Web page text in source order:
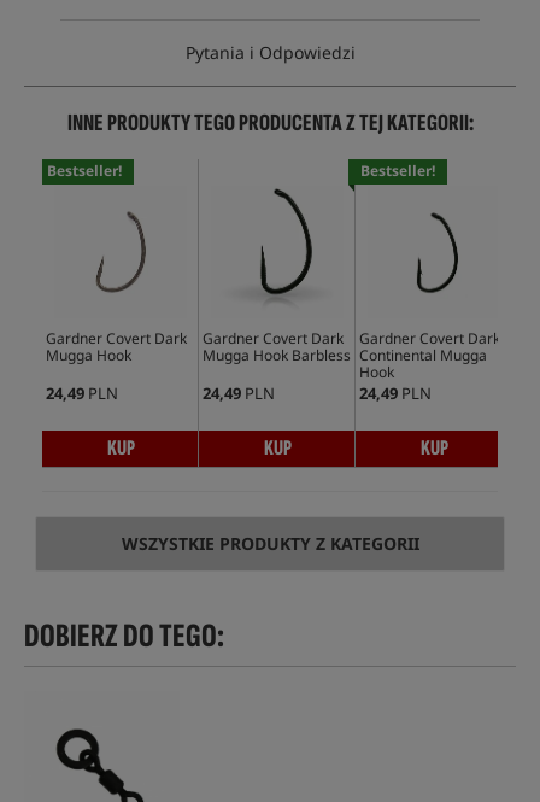
Pytania i Odpowiedzi
INNE PRODUKTY TEGO PRODUCENTA Z TEJ KATEGORII:
Bestseller!
Gardner Covert Dark
Mugga Hook
24,49 PLN
KUP
Gardner Covert Dark
Mugga Hook Barbless
24,49 PLN
KUP
Bestseller!
Gardner Covert Dark
Continental Mugga
Hook
24,49 PLN
KUP
WSZYSTKIE PRODUKTY Z KATEGORII
DOBIERZ DO TEGO: